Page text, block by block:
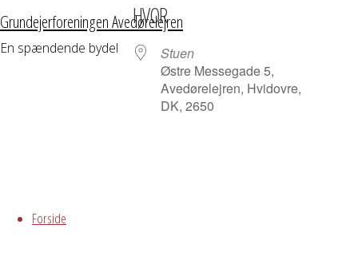
Grundejerforeningen Avedørelejren
En spændende bydel
Forside
HVOR
Stuen
Østre Messegade 5,
Avedørelejren, Hvidovre,
DK, 2650
Avedørelejren •